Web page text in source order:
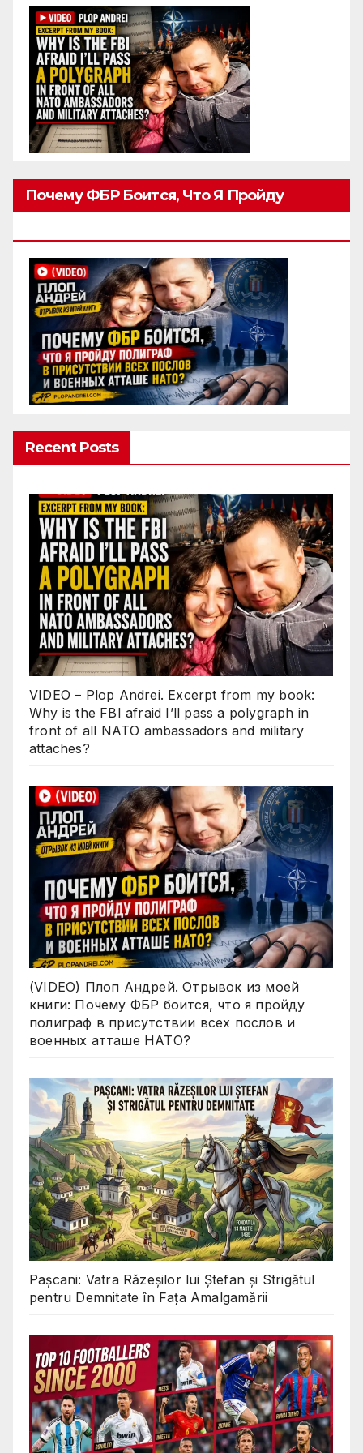
Почему ФБР Боится, Что Я Пройду
Recent Posts
VIDEO – Plop Andrei. Excerpt from my book:
Why is the FBI afraid I’ll pass a polygraph in
front of all NATO ambassadors and military
attaches?
(VIDEO) Плоп Андрей. Отрывок из моей
книги: Почему ФБР боится, что я пройду
полиграф в присутствии всех послов и
военных атташе НАТО?
Pașcani: Vatra Răzeșilor lui Ștefan și Strigătul
pentru Demnitate în Fața Amalgamării